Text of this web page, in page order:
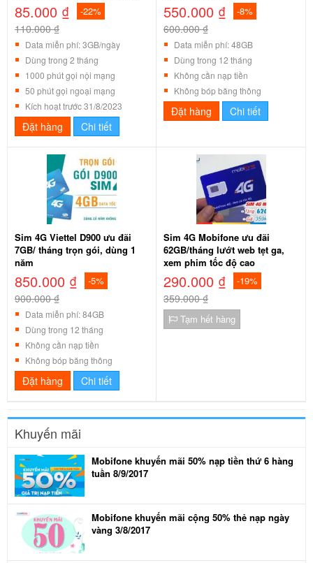
85.000 ₫ -22%
110.000 ₫
Data miễn phí: 3GB/ngày
Dùng trong 2 tháng
1000 phút gọi nội mạng
50 phút gọi ngoại mạng
Kích hoạt trước 31/8/2023
Đặt hàng Chi tiết
550.000 ₫ -8%
600.000 ₫
Data miễn phí: 48GB
Dùng trong 12 tháng
Không cần nạp tiền
Không bóp băng thông
Đặt hàng Chi tiết
Sim 4G Viettel D900 ưu đãi
7GB/ tháng trọn gói, dùng 1
năm
850.000 ₫ -5%
900.000 ₫
Data miễn phí: 84GB
Dùng trong 12 tháng
Không cần nạp tiền
Không bóp băng thông
Đặt hàng Chi tiết
Sim 4G Mobifone ưu đãi
62GB/tháng lướt web tẹt ga,
xem phim tốc độ cao
290.000 ₫ -19%
359.000 ₫
Tạm hết hàng
Khuyến mãi
Mobifone khuyến mãi 50% nạp tiền thứ 6 hàng
tuần 8/9/2017
Mobifone khuyến mãi cộng 50% thẻ nạp ngày
vàng 3/8/2017